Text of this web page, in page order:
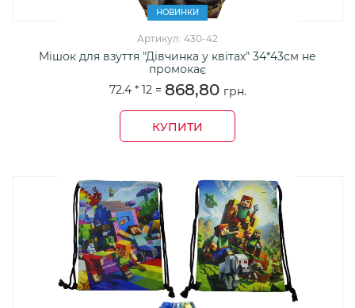
НОВИНКИ
Артикул: 430-42
Мішок для взуття "Дівчинка у квітах" 34*43см не
промокає
72.4 * 12= 868,80 грн.
КУПИТИ